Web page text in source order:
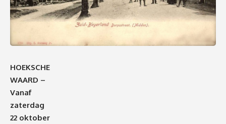
HOEKSCHE
WAARD –
Vanaf
zaterdag
22 oktober